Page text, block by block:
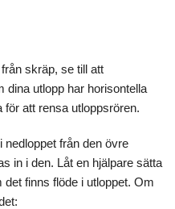
skräp, se till att
dina utlopp har horisontella
för att rensa utloppsrören.
nedloppet från den övre
in i den. Låt en hjälpare sätta
finns flöde i utloppet. Om